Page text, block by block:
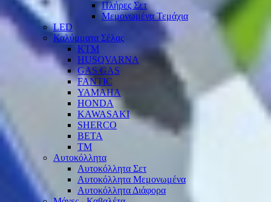
Πλήρες Σετ
Μεμονωμένα Τεμάχια
LED
Καλύμματα Σέλας
KTM
HUSQVARNA
GAS GAS
FANTIC
YAMAHA
HONDA
KAWASAKI
SHERCO
BETA
TM
Αυτοκόλλητα
Αυτοκόλλητα Σετ
Αυτοκόλλητα Μεμονωμένα
Αυτοκόλλητα Διάφορα